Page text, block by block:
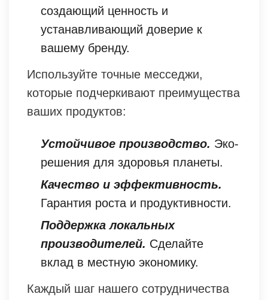
создающий ценность и
устанавливающий доверие к
вашему бренду.
Используйте точные месседжи,
которые подчеркивают преимущества
ваших продуктов:
Устойчивое производство. Эко-
решения для здоровья планеты.
Качество и эффективность.
Гарантия роста и продуктивности.
Поддержка локальных
производителей. Сделайте
вклад в местную экономику.
Каждый шаг нашего сотрудничества